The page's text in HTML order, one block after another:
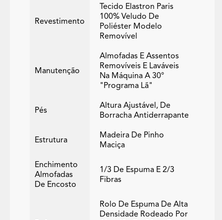
Revestimento
Tecido Elastron Paris
100% Veludo De
Poliéster Modelo
Removível
Manutenção
Almofadas E Assentos
Removíveis E Laváveis
Na Máquina A 30°
"programa Lã"
Pés
Altura Ajustável, De
Borracha Antiderrapante
Estrutura
Madeira De Pinho
Maciça
Enchimento
Almofadas
De Encosto
1/3 De Espuma E 2/3
Fibras
Rolo De Espuma De Alta
Densidade Rodeado Por